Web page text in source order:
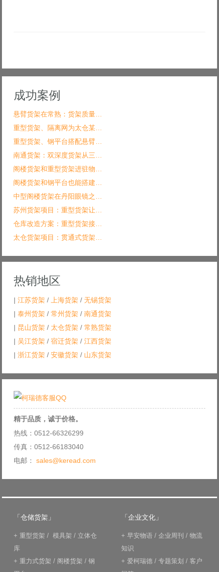
成功案例
悬臂货架在常熟：货架质量…
重型货架、隔离网为太仓某…
重型货架、钢平台搭配悬臂…
南通货架：双深度货架从三…
阁楼货架和重型货架进驻物…
阁楼货架和钢平台也能搭建…
中型阁楼货架在丹阳眼镜之…
苏州货架项目：重型货架让…
仓库改造方案：重型货架接…
太仓货架项目：贯通式货架…
热销地区
| 江苏货架 / 上海货架 / 无锡货架
| 泰州货架 / 常州货架 / 南通货架
| 昆山货架 / 太仓货架 / 常熟货架
| 吴江货架 / 宿迁货架 / 江西货架
| 浙江货架 / 安徽货架 / 山东货架
精于品质，诚于价格。
热线：0512-66326299
传真：0512-66183040
电邮： sales@keread.com
「仓储货架」
+ 重型货架 / 模具架 / 立体仓
库
+ 重力式货架 / 阁楼货架 / 钢
「企业文化」
+ 早安物语 / 企业周刊 / 物流
知识
+ 爱柯瑞德 / 专题策划 / 客户